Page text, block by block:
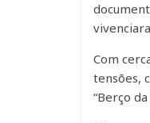
Com
tensões,
“Berço